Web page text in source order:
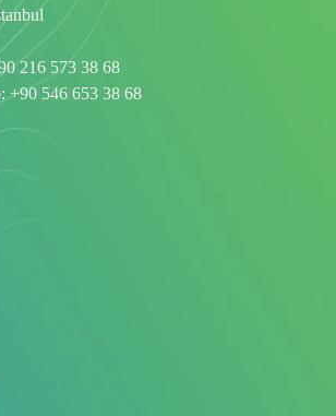
216 573 38 68
+90 546 653 38 68